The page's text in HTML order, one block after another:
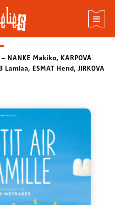
Makiko, KARPOVA
ESMAT Hend, JIRKOVA